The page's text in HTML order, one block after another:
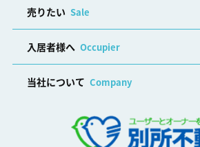
売りたい Sale
入居者様へ Occupier
当社について Company